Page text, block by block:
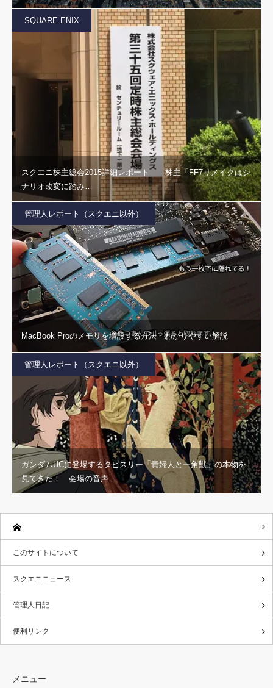
SQUARE ENIX
スクエニ株主総会2015詳細レポート 株主「FF7リメイクはシ
ナリオ改変に踏み…
管理人レポート（スクエニ以外）
MacBook Proのメモリを増設する方法 わかりやすい解説
管理人レポート（スクエニ以外）
ガンダムUCに登場するタピスリー「貴婦人と一角獣」の本物を
見てきた！ 会場の音声…
このサイトについて
スクエニニュース
管理人日記
便利リンク
メニュー